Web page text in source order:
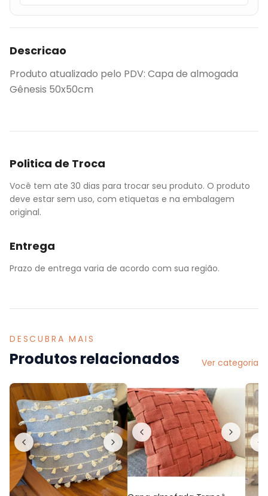
Descricao
Produto atualizado pelo PDV: Capa de almogada
Gênesis 50x50cm
Politica de Troca
Você tem ate 30 dias para trocar seu produto. O produto
deve estar sem uso, com etiquetas e na embalagem
original.
Entrega
Prazo de entrega varia de acordo com sua região.
DESCUBRA MAIS
Produtos relacionados Ver categoria